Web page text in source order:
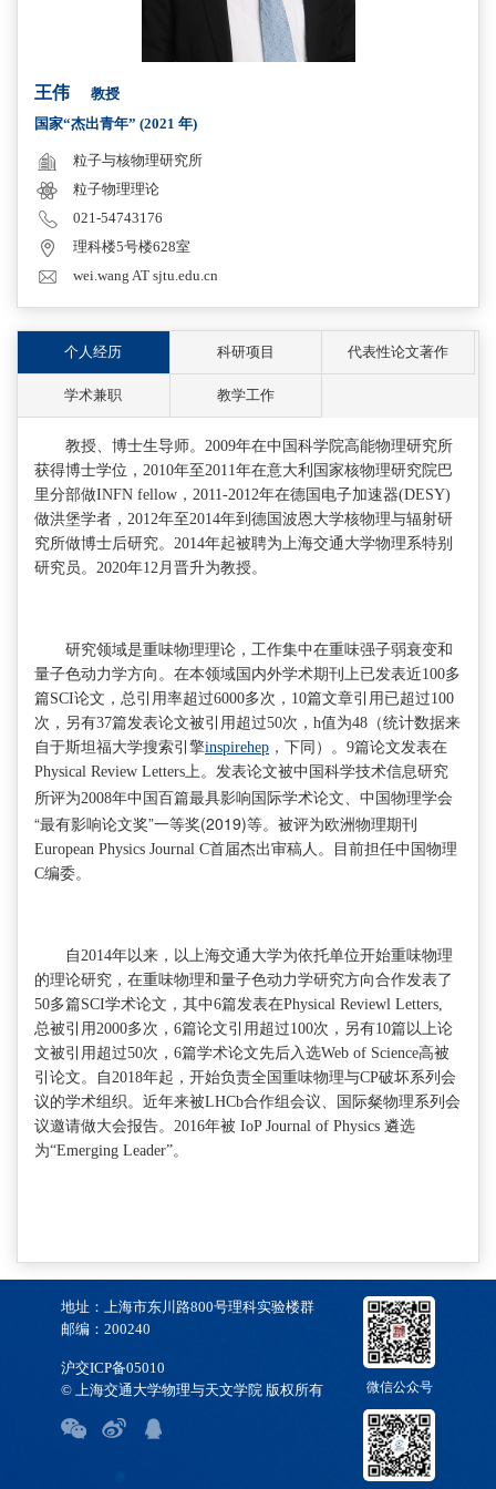
王伟
教授
国家“杰出青年” (2021 年)
粒子与核物理研究所
粒子物理理论
021-54743176
理科楼5号楼628室
wei.wang AT sjtu.edu.cn
个人经历 科研项目 代表性论文著作
学术兼职 教学工作
教授、博士生导师。2009年在中国科学院高能物理研究所
获得博士学位，2010年至2011年在意大利国家核物理研究院巴
里分部做INFN fellow，2011-2012年在德国电子加速器(DESY)
做洪堡学者，2012年至2014年到德国波恩大学核物理与辐射研
究所做博士后研究。2014年起被聘为上海交通大学物理系特别
研究员。2020年12月晋升为教授。
研究领域是重味物理理论，工作集中在重味强子弱衰变和
量子色动力学方向。在本领域国内外学术期刊上已发表近100多
篇SCI论文，总引用率超过6000多次，10篇文章引用已超过100
次，另有37篇发表论文被引用超过50次，h值为48（统计数据来
自于斯坦福大学搜索引擎inspirehep ，下同）。9篇论文发表在
Physical Review Letters上。发表论文被中国科学技术信息研究
所评为2008年中国百篇最具影响国际学术论文、 中国物理学会
“最有影响论文奖”一等奖(2019)等。被评为欧洲物理期刊
European Physics Journal C首届杰出审稿人。目前担任中国物理
C编委。
自2014年以来，以上海交通大学为依托单位开始重味物理
的理论研究，在重味物理和量子色动力学研究方向合作发表了
50多篇SCI学术论文，其中6篇发表在Physical Reviewl Letters,
总被引用2000多次，6篇论文引用超过100次，另有10篇以上论
文被引用超过50次，6篇学术论文先后入选Web of Science高被
引论文。自2018年起，开始负责全国重味物理与CP破坏系列会
议的学术组织。近年来被LHCb合作组会议、国际粲物理系列会
议邀请做大会报告。2016年被 IoP Journal of Physics 遴选
为“Emerging Leader”。
地址：上海市东川路800号理科实验楼群
邮编：200240
沪交ICP备05010
© 上海交通大学物理与天文学院 版权所有
微信公众号